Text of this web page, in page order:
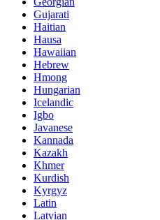
Gujarati
Haitian
Hausa
Hawaiian
Hebrew
Hmong
Hungarian
Icelandic
Igbo
Javanese
Kannada
Kazakh
Khmer
Kurdish
Kyrgyz
Latin
Latvian